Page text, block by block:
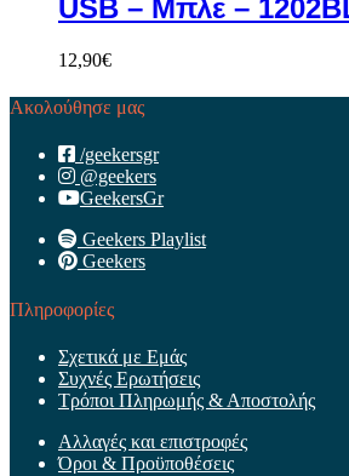
USB – Μπλε –
12,90€
Ακολούθησε μας
/geekersgr
@geekers
GeekersGr
Geekers Playlist
Geekers
Πληροφορίες
Σχετικά με Εμάς
Συχνές Ερωτήσεις
Τρόποι Πληρωμής & Αποστολής
Αλλαγές και επιστροφές
Όροι & Προϋποθέσεις